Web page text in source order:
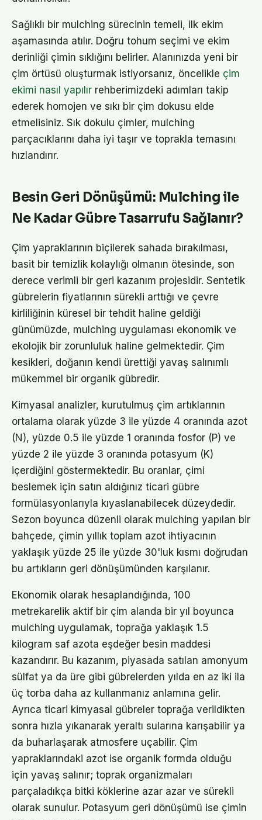
Sağlıklı bir mulching sürecinin temeli, ilk ekim
aşamasında atılır. Doğru tohum seçimi ve ekim
derinliği çimin sıklığını belirler. Alanınızda yeni bir
çim örtüsü oluşturmak istiyorsanız, öncelikle çim
ekimi nasıl yapılır rehberimizdeki adımları takip
ederek homojen ve sıkı bir çim dokusu elde
etmelisiniz. Sık dokulu çimler, mulching
parçacıklarını daha iyi taşır ve toprakla temasını
hızlandırır.
Besin Geri Dönüşümü: Mulching ile
Ne Kadar Gübre Tasarrufu Sağlanır?
Çim yapraklarının biçilerek sahada bırakılması,
basit bir temizlik kolaylığı olmanın ötesinde, son
derece verimli bir geri kazanım projesidir. Sentetik
gübrelerin fiyatlarının sürekli arttığı ve çevre
kirliliğinin küresel bir tehdit haline geldiği
günümüzde, mulching uygulaması ekonomik ve
ekolojik bir zorunluluk haline gelmektedir. Çim
kesikleri, doğanın kendi ürettiği yavaş salınımlı
mükemmel bir organik gübredir.
Kimyasal analizler, kurutulmuş çim artıklarının
ortalama olarak yüzde 3 ile yüzde 4 oranında azot
(N), yüzde 0.5 ile yüzde 1 oranında fosfor (P) ve
yüzde 2 ile yüzde 3 oranında potasyum (K)
içerdiğini göstermektedir. Bu oranlar, çimi
beslemek için satın aldığınız ticari gübre
formülasyonlarıyla kıyaslanabilecek düzeydedir.
Sezon boyunca düzenli olarak mulching yapılan bir
bahçede, çimin yıllık toplam azot ihtiyacının
yaklaşık yüzde 25 ile yüzde 30'luk kısmı doğrudan
bu artıkların geri dönüşümünden karşılanır.
Ekonomik olarak hesaplandığında, 100
metrekarelik aktif bir çim alanda bir yıl boyunca
mulching uygulamak, toprağa yaklaşık 1.5
kilogram saf azota eşdeğer besin maddesi
kazandırır. Bu kazanım, piyasada satılan amonyum
sülfat ya da üre gibi gübrelerden yılda en az iki ila
üç torba daha az kullanmanız anlamına gelir.
Ayrıca ticari kimyasal gübreler toprağa verildikten
sonra hızla yıkanarak yeraltı sularına karışabilir ya
da buharlaşarak atmosfere uçabilir. Çim
yapraklarındaki azot ise organik formda olduğu
için yavaş salınır; toprak organizmaları
parçaladıkça bitki köklerine azar azar ve sürekli
olarak sunulur. Potasyum geri dönüşümü ise çimin